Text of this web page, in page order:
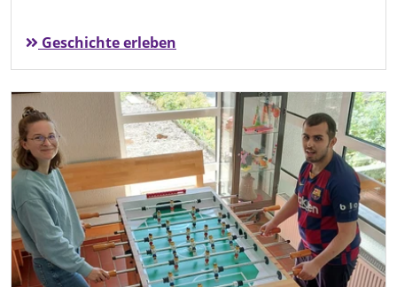
Geschichte erleben